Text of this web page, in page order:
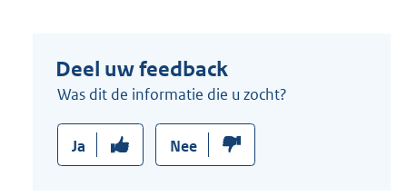
Deel uw feedback
Was dit de informatie die u zocht?
Ja Nee